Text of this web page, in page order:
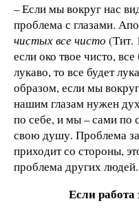
– Если мы вокруг нас
проблема с глазами.
чистых все чисто (Тит.
если око твое чисто,
лукаво, то все будет
образом, если мы
нашим глазам нужен
по себе, и мы – сами
свою душу. Проблема
приходит со стороны,
проблема других людей.
Если работа